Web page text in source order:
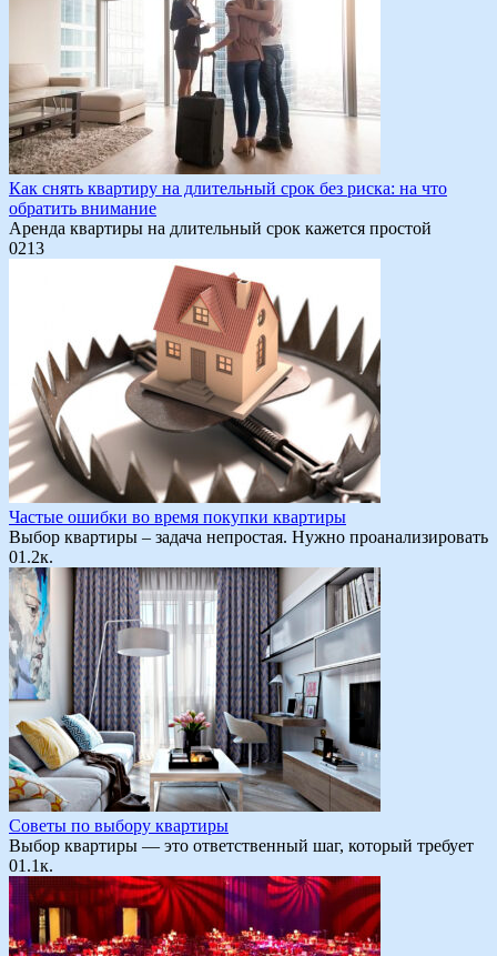
Как снять квартиру на длительный срок без риска: на что
обратить внимание
Аренда квартиры на длительный срок кажется простой
0213
Частые ошибки во время покупки квартиры
Выбор квартиры – задача непростая. Нужно проанализировать
01.2к.
Советы по выбору квартиры
Выбор квартиры — это ответственный шаг, который требует
01.1к.